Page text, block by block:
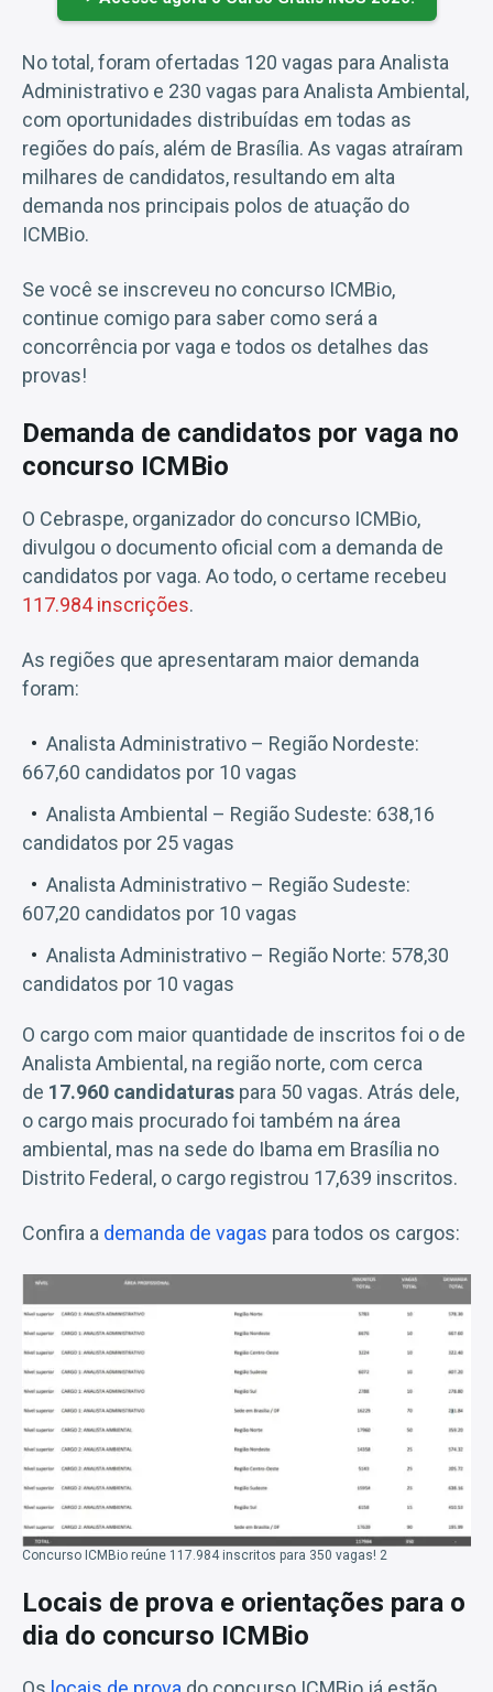
No total, foram ofertadas 120 vagas para Analista
Administrativo e 230 vagas para Analista Ambiental,
com oportunidades distribuídas em todas as
regiões do país, além de Brasília. As vagas atraíram
milhares de candidatos, resultando em alta
demanda nos principais polos de atuação do
ICMBio.
Se você se inscreveu no concurso ICMBio,
continue comigo para saber como será a
concorrência por vaga e todos os detalhes das
provas!
Demanda de candidatos por vaga no
concurso ICMBio
O Cebraspe, organizador do concurso ICMBio,
divulgou o documento oficial com a demanda de
candidatos por vaga. Ao todo, o certame recebeu
117.984 inscrições.
As regiões que apresentaram maior demanda
foram:
Analista Administrativo – Região Nordeste:
667,60 candidatos por 10 vagas
Analista Ambiental – Região Sudeste: 638,16
candidatos por 25 vagas
Analista Administrativo – Região Sudeste:
607,20 candidatos por 10 vagas
Analista Administrativo – Região Norte: 578,30
candidatos por 10 vagas
O cargo com maior quantidade de inscritos foi o de
Analista Ambiental, na região norte, com cerca
de 17.960 candidaturas para 50 vagas. Atrás dele,
o cargo mais procurado foi também na área
ambiental, mas na sede do Ibama em Brasília no
Distrito Federal, o cargo registrou 17,639 inscritos.
Confira a demanda de vagas para todos os cargos:
Concurso ICMBio reúne 117.984 inscritos para 350 vagas! 2
Locais de prova e orientações para o
dia do concurso ICMBio